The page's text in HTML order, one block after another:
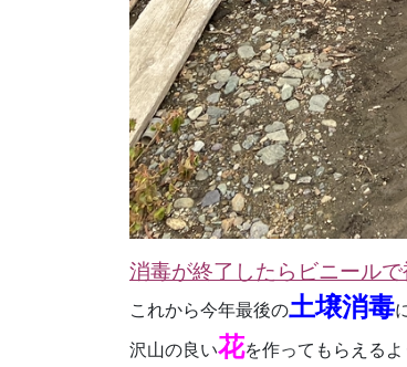
消毒が終了したらビニール
これから今年最後の土壌消毒
沢山の良い花を作ってもらえる